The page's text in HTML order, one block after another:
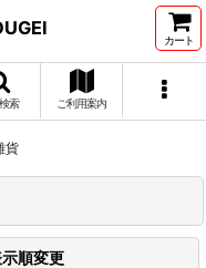
カート
索 ご利用案内
貨
順変更